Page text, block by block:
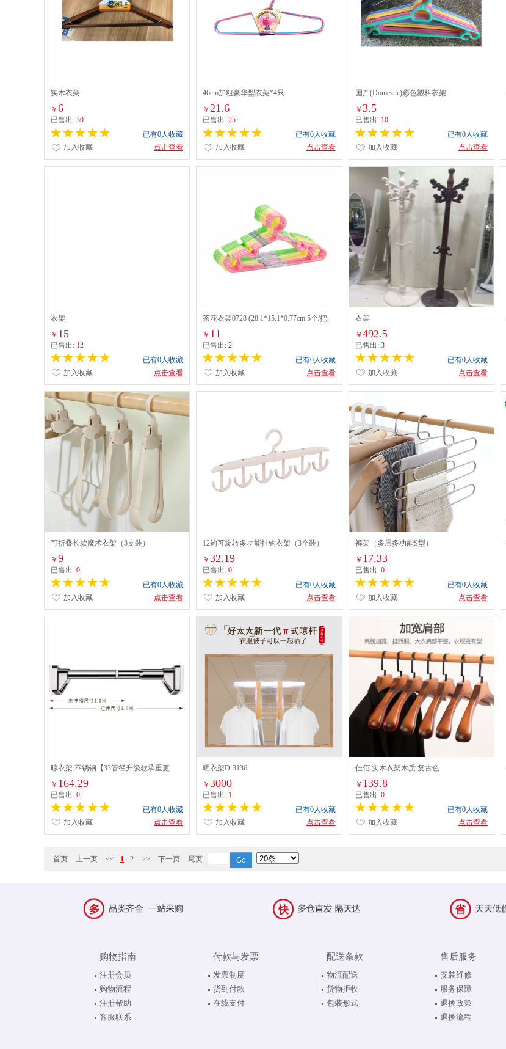
实木衣架
￥ 6
已售出: 30
已有0人收藏
点击查看
加入收藏
46cm加粗豪华型衣架*4只
￥21.6
已售出:25
已有0人收藏
点击查看
加入收藏
国产(Domestic)彩色塑料衣架
￥ 3.5
已售出: 10
已有0人收藏
点击查看
加入收藏
衣架
￥ 15
已售出: 12
已有0人收藏
点击查看
加入收藏
茶花衣架0728 (28.1*15.1*0.77cm 5个/把,
￥ 11
已售出:2
已有0人收藏
点击查看
加入收藏
衣架
￥ 492.5
已售出: 3
已有0人收藏
点击查看
加入收藏
可折叠长款魔术衣架（3支装）
￥ 9
已售出: 0
已有0人收藏
点击查看
加入收藏
12钩可旋转多功能挂钩衣架（3个装）
￥32.19
已售出:0
已有0人收藏
点击查看
加入收藏
裤架（多层多功能S型）
￥ 17.33
已售出: 0
已有0人收藏
点击查看
加入收藏
晾衣架 不锈钢【33管径升级款承重更
强】可伸缩:4.2-4.9米
￥ 164.29
已售出: 0
已有0人收藏
点击查看
加入收藏
晒衣架D-3136
￥3000
已售出: 1
已有0人收藏
点击查看
加入收藏
佳佰 实木衣架木质 复古色
￥ 139.8
已售出: 0
已有0人收藏
点击查看
加入收藏
首页 上一页 << 1 2 >> 下一页 尾页
购物指南
注册会员
购物流程
注册帮助
客服联系
付款与发票
发票制度
货到付款
在线支付
配送条款
物流配送
货物拒收
包装形式
售后服务
安装维修
服务保障
退换政策
退换流程